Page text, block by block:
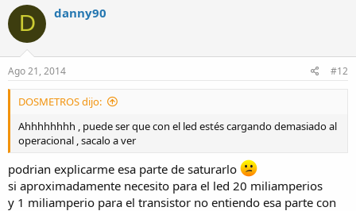
D danny90
Ago 21, 2014 #12
DOSMETROS dijo:
Ahhhhhhhh , puede ser que con el led estés cargando demasiado al
operacional , sacalo a ver
podrian explicarme esa parte de saturarlo
si aproximadamente necesito para el led 20 miliamperios
y 1 miliamperio para el transistor no entiendo esa parte con